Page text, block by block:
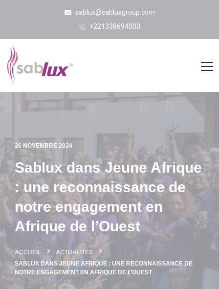
sablux@sabluxgroup.com
+221338694000
26 NOVEMBRE 2024
Sablux dans Jeune Afrique
: une reconnaissance de
notre engagement en
Afrique de l’Ouest
ACCUEIL
ACTUALITÉS
SABLUX DANS JEUNE AFRIQUE : UNE RECONNAISSANCE DE
NOTRE ENGAGEMENT EN AFRIQUE DE L’OUEST